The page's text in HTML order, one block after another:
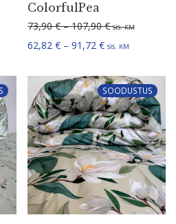
73,90 € kuni 107,90 €
62,82 € kuni 91,72 €
ColorfulPea
73,90€ – 107,90€ sis.KM
62,82 € – 91,72 €Hinna­va­hemik:
sis. KM
SOODUSTUS